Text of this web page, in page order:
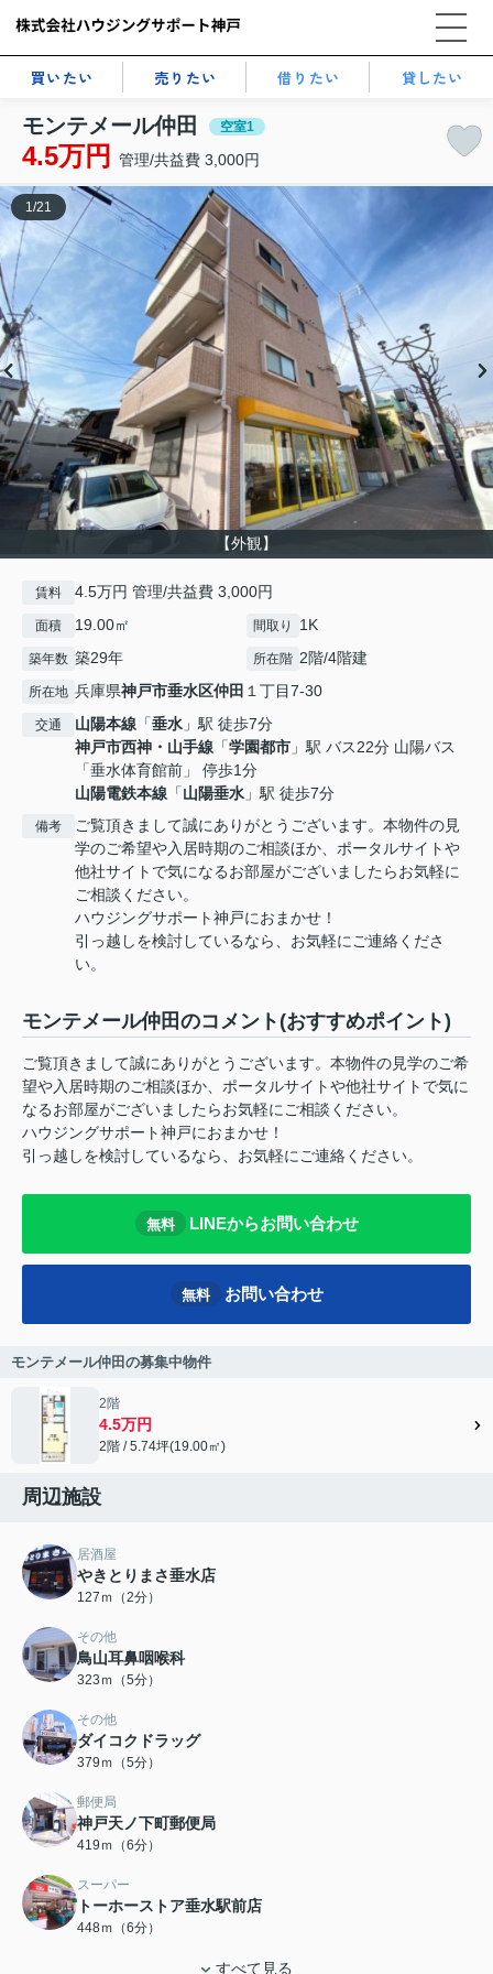
買いたい 売りたい 借りたい 貸したい
モンテメール仲田 空室1
4.5万円 管理/共益費 3,000円
【外観】
1/21
賃料 4.5万円 管理/共益費 3,000円
面積 19.00㎡ 間取り 1K
築年数 築29年 所在階 2階/4階建
所在地 兵庫県神戸市垂水区仲田 １丁目7-30
交通 山陽本線 「垂水 」駅 徒歩7分
神戸市西神・山手線 「学園都市 」駅 バス22分 山陽バス
「垂水体育館前」 停歩1分
山陽電鉄本線 「山陽垂水 」駅 徒歩7分
備考
ご覧頂きまして誠にありがとうございます。本物件の見
学のご希望や入居時期のご相談ほか、ポータルサイトや
他社サイトで気になるお部屋がございましたらお気軽に
ご相談ください。
ハウジングサポート神戸におまかせ！
引っ越しを検討しているなら、お気軽にご連絡くださ
い。
モンテメール仲田のコメント(おすすめポイント)
ご覧頂きまして誠にありがとうございます。本物件の見学のご希
望や入居時期のご相談ほか、ポータルサイトや他社サイトで気に
なるお部屋がございましたらお気軽にご相談ください。
ハウジングサポート神戸におまかせ！
引っ越しを検討しているなら、お気軽にご連絡ください。
無料 LINEからお問い合わせ
無料 お問い合わせ
モンテメール仲田の募集中物件
2階
4.5万円
2階 / 5.74坪(19.00㎡)
周辺施設
居酒屋
やきとりまさ垂水店
127ｍ（2分）
その他
鳥山耳鼻咽喉科
323ｍ（5分）
その他
ダイコクドラッグ
379ｍ（5分）
郵便局
神戸天ノ下町郵便局
419ｍ（6分）
スーパー
トーホーストア垂水駅前店
448ｍ（6分）
すべて見る